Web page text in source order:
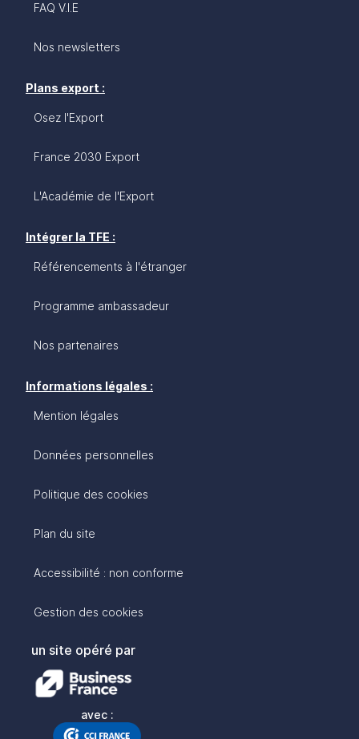
FAQ V.I.E
Nos newsletters
Plans export :
Osez l'Export
France 2030 Export
L'Académie de l'Export
Intégrer la TFE :
Référencements à l'étranger
Programme ambassadeur
Nos partenaires
Informations légales :
Mention légales
Données personnelles
Politique des cookies
Plan du site
Accessibilité : non conforme
Gestion des cookies
un site opéré par
avec :